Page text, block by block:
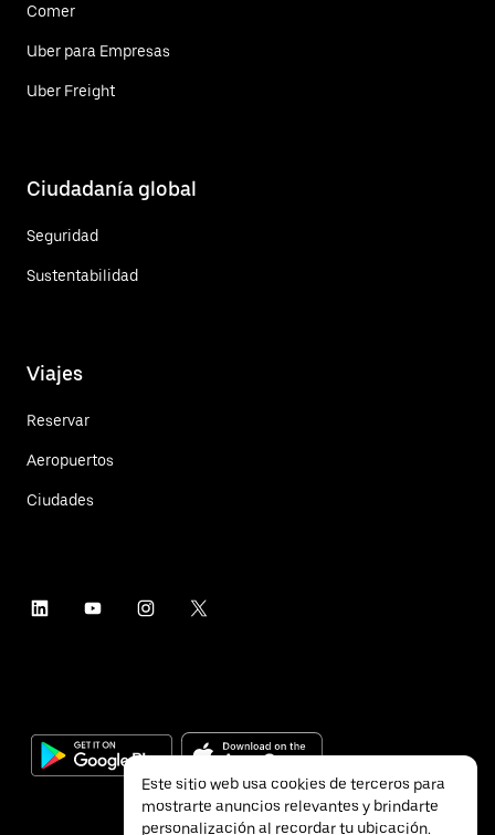
Comer
Uber para Empresas
Uber Freight
Ciudadanía global
Seguridad
Sustentabilidad
Viajes
Reservar
Aeropuertos
Ciudades
Este sitio web usa cookies de terceros para
mostrarte anuncios relevantes y brindarte
personalización al recordar tu ubicación.